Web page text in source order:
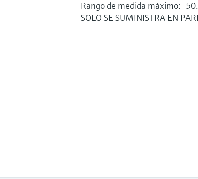
Rango de medida máximo: -
SOLO SE SUMINISTRA EN